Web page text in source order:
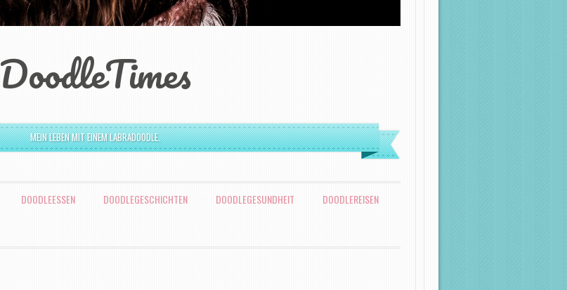
DoodleTimes
MEIN LEBEN MIT EINEM LABRADOODLE.
DOODLEESSEN DOODLEGESCHICHTEN DOODLEGESUNDHEIT DOODLEREISEN